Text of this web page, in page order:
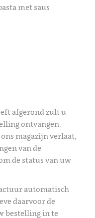
met saus
afgerond zult u
ontvangen.
magazijn verlaat,
van de
de status van uw
automatisch
daarvoor de
bestelling in te